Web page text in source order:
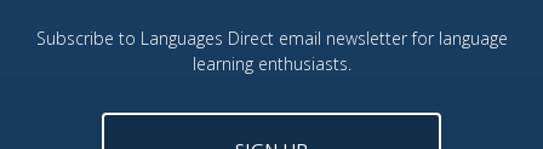
Subscribe to Languages Direct email newsletter for language
learning enthusiasts.